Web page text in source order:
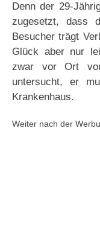
Denn der 29-
zugesetzt, dass
Besucher trägt
Glück aber nur
zwar vor Ort von
untersucht, er
Krankenhaus.
Weiter nach der